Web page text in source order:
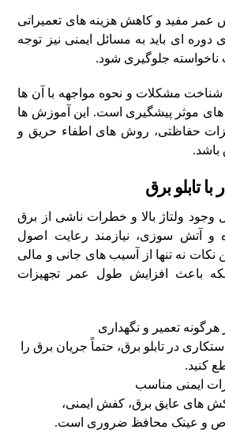
عمر مفید و کاهش هزینه‌ های تعمیراتی
دوره‌ ای باید به مسائل ایمنی نیز توجه
ناخواسته جلوگیری شود.
شناخت مشکلات و نحوه مواجهه با آن ها
های موثر پیشگیری است. این آموزش ها
حفاظتی، روش‌ های اطفاء حریق و
باشد.
تابلو برق
وجود ولتاژ بالا و خطرات ناشی از برق‌
و آتش‌ سوزی، نیازمند رعایت اصول
نکات نه‌ تنها از آسیب‌ های جانی و مالی
باعث افزایش طول عمر تجهیزات
تعمیر و نگهداری
در تابلو برق، حتماً جریان برق را
کنید.
ایمنی مناسب
های عایق برق، کفش ایمنی،
و عینک محافظ ضروری است.